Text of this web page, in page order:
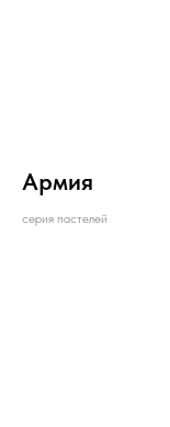
Армия
серия пастелей